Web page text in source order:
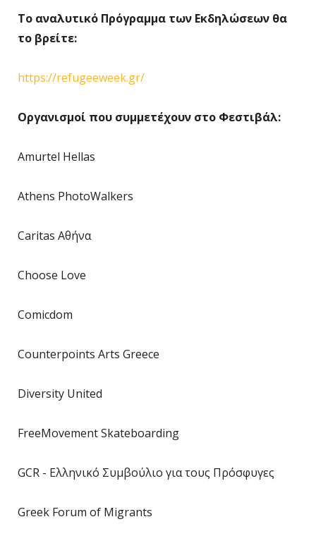
Το αναλυτικό Πρόγραμμα των Εκδηλώσεων θα
το βρείτε:
https://refugeeweek.gr/
Οργανισμοί που συμμετέχουν στο Φεστιβάλ:
Amurtel Hellas
Athens PhotoWalkers
Caritas Αθήνα
Choose Love
Comicdom
Counterpoints Arts Greece
Diversity United
FreeMovement Skateboarding
GCR - Ελληνικό Συμβούλιο για τους Πρόσφυγες
Greek Forum of Migrants